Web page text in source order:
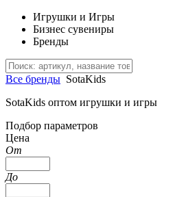
Игрушки и Игры
Бизнес сувениры
Бренды
Все бренды SotaKids
SotaKids оптом игрушки и игры
Подбор параметров
Цена
От
До